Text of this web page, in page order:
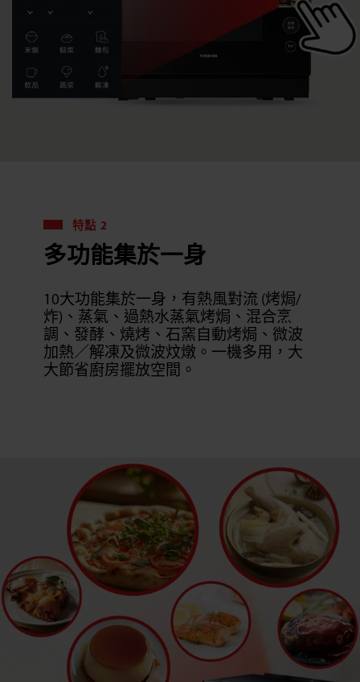
特點 2
多功能集於一身
10大功能集於一身，有熱風對流 (烤焗/
炸)、蒸氣、過熱水蒸氣烤焗、混合烹
調、發酵、燒烤、石窯自動烤焗、微波
加熱／解凍及微波炆燉。一機多用，大
大節省廚房擺放空間。